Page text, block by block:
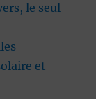
le seul
et